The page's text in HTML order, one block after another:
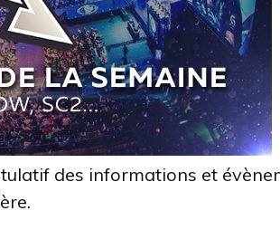
des informations et